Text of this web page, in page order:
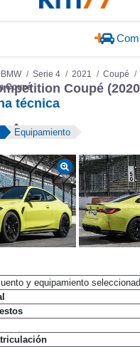
BMW Serie 4 2021 Coupé
Coupé
Coupé
técnica
Equipamiento
y equipamiento